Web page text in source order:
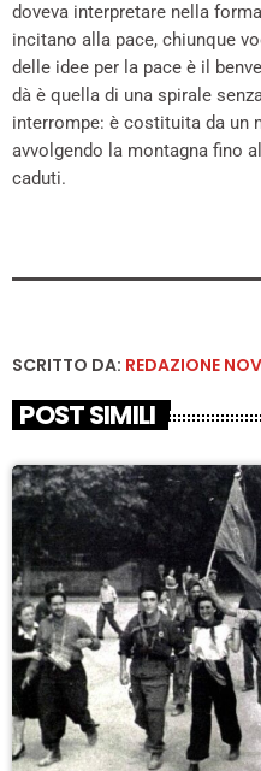
doveva interpretare nella
incitano alla pace, chiunque
delle idee per la pace è il
dà è quella di una spirale
interrompe: è costituita da un
avvolgendo la montagna fino
caduti.
SCRITTO DA: REDAZIONE
POST SIMILI